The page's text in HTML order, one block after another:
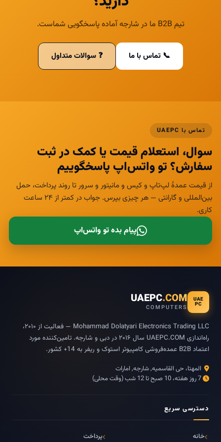
تیم B2B ما در شارجه آماده پاسخگویی شماست.
📞 تماس با ما ❓ سوالات متداول
تماس با UAEPC
سوال، استعلام قیمت یا کمک در ثبت
سفارش؟ تو واتس‌اپ پاسخگوییم
از قیمت عمدهٔ لپ‌تاپ و کیس و مانیتور و سرور تا روند پرداخت، حمل
بین‌المللی و گارانتی — هر چیزی بپرس. جواب در کمتر از ۲۴ ساعت
کاری.
پیام بده تو واتس‌اپ
UAE
PC
UAEPC.COM
COMPUTERS
Mohammad Dolatyari Electronics Trading LLC — فعالیت از ۲۰۱۰،
راه‌اندازی UAEPC.COM سال ۲۰۱۶ در دبی و شارجه. تامین‌کننده مورد
اعتماد B2B عمده‌فروشی کامپیوتر استوک و ریفر به 14+ کشور.
المهتا، حی القاسمیه, شارجه, امارات
7 روز هفته، 10 صبح تا 12 شب (وقت محلی)
دسترسی سریع
خانه
پرداخت